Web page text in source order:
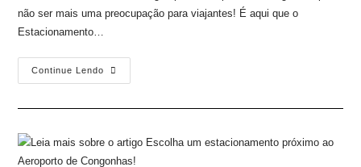
não ser mais uma preocupação para viajantes! É aqui que o
Estacionamento…
Continue Lendo